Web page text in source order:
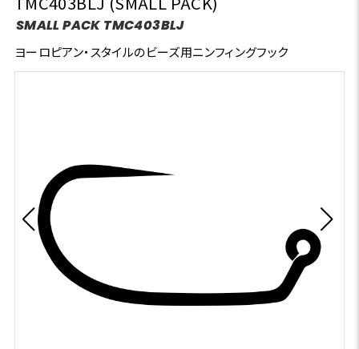
SMALL PACK TMC403BLJ
ヨーロピアン・スタイルのビーズ用ニンフィングフック